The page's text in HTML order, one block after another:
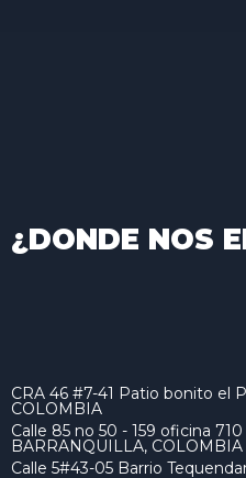
¿DONDE NOS
CRA 46 #7-41 Patio bonito el
COLOMBIA
Calle 85 no 50 - 159 oficina
BARRANQUILLA, COLOMBIA
Calle 5#43-05 Barrio